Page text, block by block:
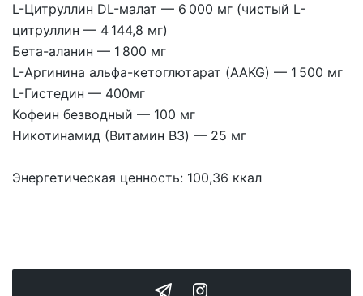
L-Цитруллин DL-малат — 6 000 мг (чистый L-
цитруллин — 4 144,8 мг)
Бета-аланин — 1 800 мг
L-Аргинина альфа-кетоглютарат (AAKG) — 1 500 мг
L-Гистедин — 400мг
Кофеин безводный — 100 мг
Никотинамид (Витамин B3) — 25 мг
Энергетическая ценность: 100,36 ккал